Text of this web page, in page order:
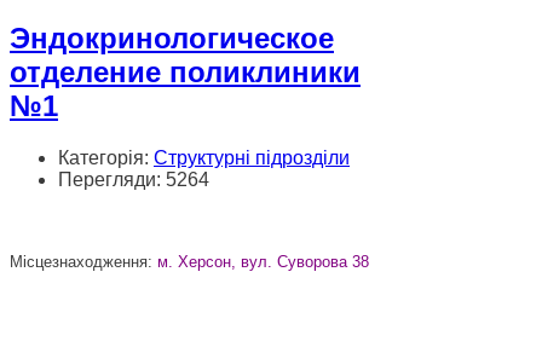
Эндокринологическое
отделение поликлиники
№1
Категорія: Структурні підрозділи
Перегляди: 5264
Місцезнаходження: м. Херсон, вул. Суворова 38